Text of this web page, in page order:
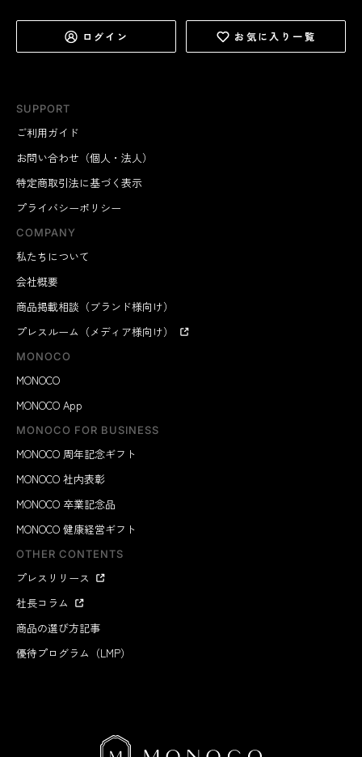
SUPPORT
ご利用ガイド
お問い合わせ（個人・法人）
特定商取引法に基づく表示
プライバシーポリシー
COMPANY
私たちについて
会社概要
商品掲載相談（ブランド様向け）
プレスルーム（メディア様向け）
MONOCO
MONOCO
MONOCO App
MONOCO FOR BUSINESS
MONOCO 周年記念ギフト
MONOCO 社内表彰
MONOCO 卒業記念品
MONOCO 健康経営ギフト
OTHER CONTENTS
プレスリリース
社長コラム
商品の選び方記事
優待プログラム（LMP）
ログイン お気に入り一覧